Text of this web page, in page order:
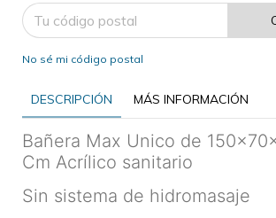
No sé mi código postal
DESCRIPCIÓN MÁS INFORMACIÓN
Bañera Max Unico de
Cm Acrílico sanitario
Sin sistema de hidromasaje